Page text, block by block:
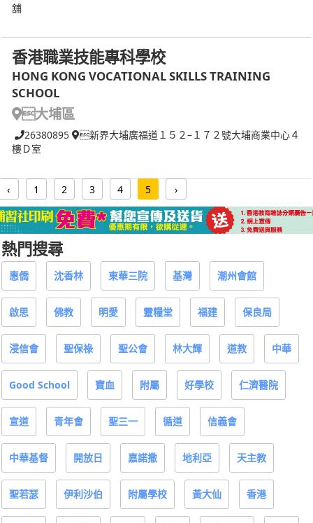
舖
香港職業技能專科學校
HONG KONG VOCATIONAL SKILLS TRAINING
SCHOOL
大埔區
26380895
新界大埔廣福道１５２–１７２號大埔商業中心４
樓Ｄ室
‹ 1 2 3 4 5 ›
熱門搜尋
惠僑 沈香林 東華三院 基灣 潮州會館
啟思 佛教 明愛 靈糧堂 福建 保良局
浸信會 聖保祿 聖公會 林大輝 道教 中華
Good School 寶血 附屬 好學校 仁濟醫院
宣道 青年會 聖三一 循道 信義會
中華基督 開放日 嘉諾撒 地利亞 天主教
聖若瑟 伊利沙伯 附屬學校 黃大仙 香港